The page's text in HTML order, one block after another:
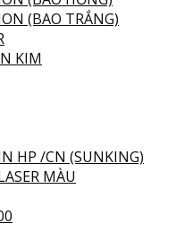
(BAO TRẮNG)
KIM
HP /CN (SUNKING)
MÀU